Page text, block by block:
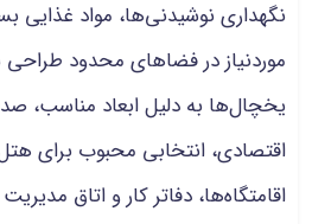
نگهداری نوشیدنی‌ها، مواد غذایی
موردنیاز در فضاهای محدود
یخچال‌ها به دلیل ابعاد مناسب،
اقتصادی، انتخابی محبوب برای
اقامتگاه‌ها، دفاتر کار و اتاق